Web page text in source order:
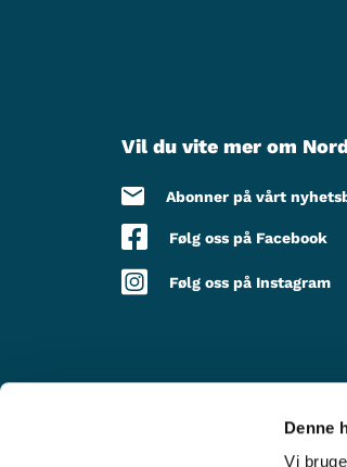
Denne
Vi
Vil du vite mer om
Abonner på vårt
Følg oss på Facebook
Følg oss på Instagram